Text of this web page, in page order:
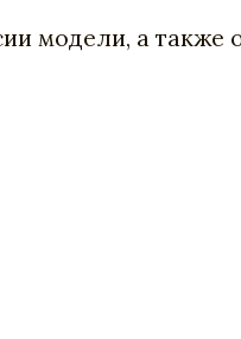
модели, а также